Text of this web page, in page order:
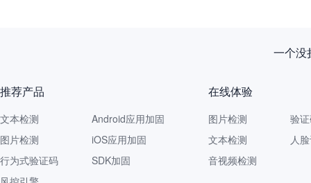
一个没
推荐产品
文本检测
图片检测
行为式验证码
Android应用加固
iOS应用加固
SDK加固
在线体验
图片检测
文本检测
音视频检测
验
人